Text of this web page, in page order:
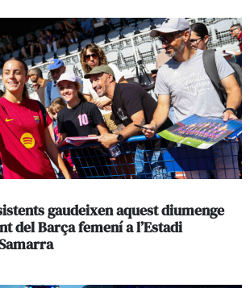
gaudeixen aquest diumenge
del Barça femení a l’Estadi